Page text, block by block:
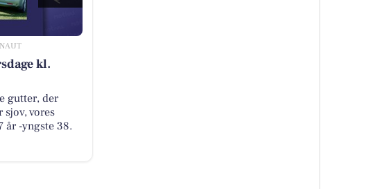
kl.
gutter, der
vores
år -yngste 38.